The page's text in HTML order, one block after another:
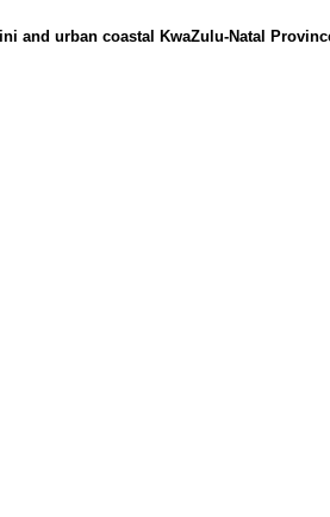
and urban coastal KwaZulu-Natal